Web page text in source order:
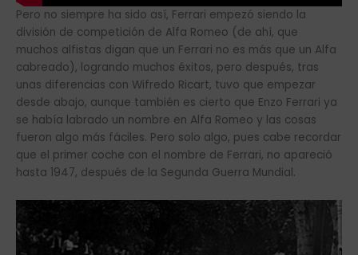
Pero no siempre ha sido así, Ferrari empezó siendo la
división de competición de Alfa Romeo (de ahí, que
muchos alfistas digan que un Ferrari no es más que un Alfa
cabreado), logrando muchos éxitos, pero después, tras
unas diferencias con Wifredo Ricart, tuvo que empezar
desde abajo, aunque también es cierto que Enzo Ferrari ya
se había labrado un nombre en Alfa Romeo y las cosas
fueron algo más fáciles. Pero solo algo, pues cabe recordar
que el primer coche con el nombre de Ferrari, no apareció
hasta 1947, después de la Segunda Guerra Mundial.